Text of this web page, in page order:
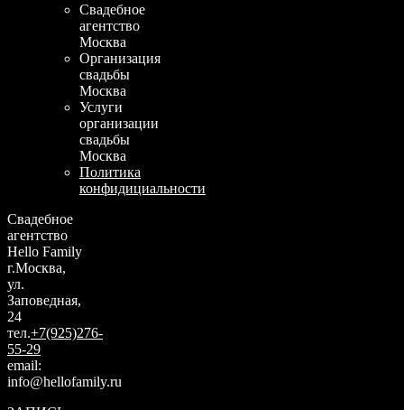
Свадебное
агентство
Москва
Организация
свадьбы
Москва
Услуги
организации
свадьбы
Москва
Политика
конфидициальности
Свадебное
агентство
Hello Family
г.Москва,
ул.
Заповедная,
24
тел.+7(925)276-
55-29
email:
info@hellofamily.ru